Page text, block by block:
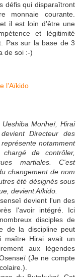
défis qui disparaîtront
monnaie courante.
il est loin d'être une
et légitimité
Pas sur la base de 3
de soi :-)
Moriheï, Hirai
Directeur des
notamment
de contrôler,
martiales. C'est
changement de nom
été désignés sous
devient Aïkido.
devient l'un des
l'avoir intégré. Ici
disciples de
de la discipline peut
maître Hirai avait un
aux légendes
(Je ne compte